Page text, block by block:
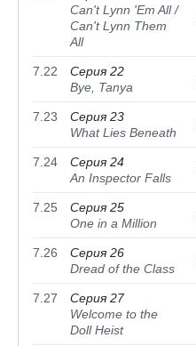
Can't Lynn 'Em All /
Can't Lynn Them
All
7.22
Серия 22
Bye, Tanya
7.23
Серия 23
What Lies Beneath
7.24
Серия 24
An Inspector Falls
7.25
Серия 25
One in a Million
7.26
Серия 26
Dread of the Class
7.27
Серия 27
Welcome to the
Doll Heist